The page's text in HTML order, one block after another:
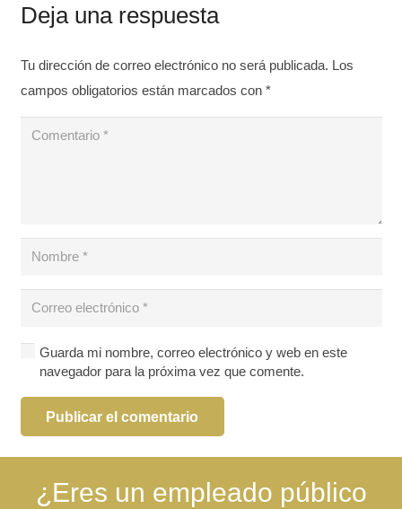
Deja una respuesta
Tu dirección de correo electrónico no será publicada. Los
campos obligatorios están marcados con *
Guarda mi nombre, correo electrónico y web en este
navegador para la próxima vez que comente.
Publicar el comentario
¿Eres un empleado público